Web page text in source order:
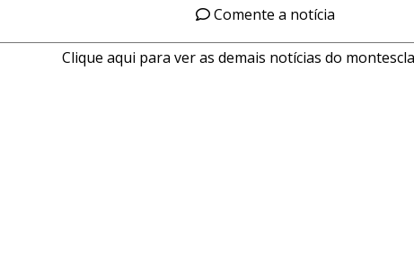
Comente a notícia
Clique aqui para ver as demais notícias do